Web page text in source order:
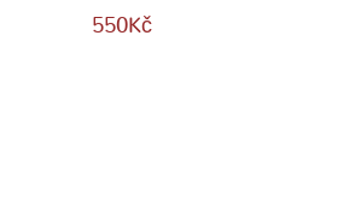
550Kč